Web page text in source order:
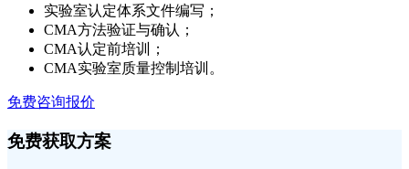
实验室认定体系文件编写；
CMA方法验证与确认；
CMA认定前培训；
CMA实验室质量控制培训。
免费咨询报价
免费获取方案